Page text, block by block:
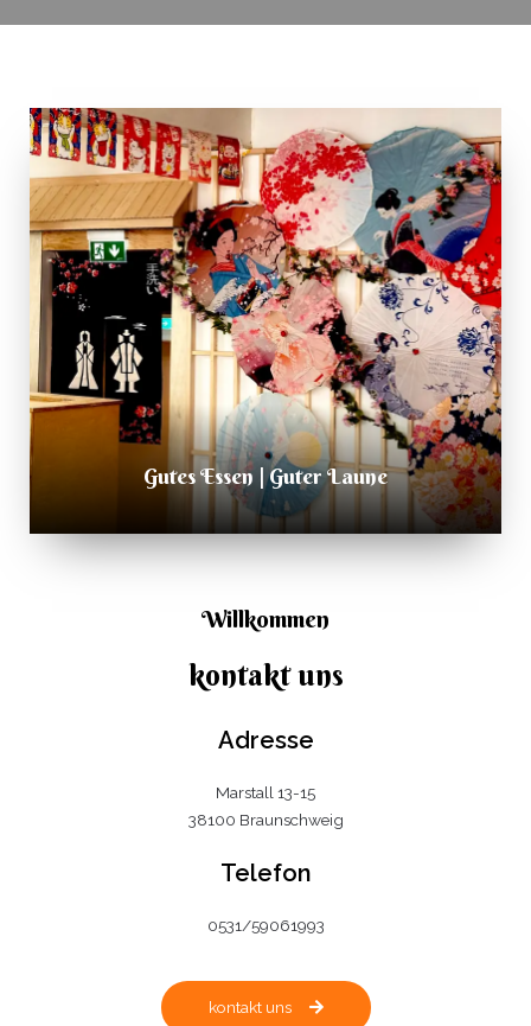
Gutes Essen | Guter Laune
Willkommen
kontakt uns
Adresse
Marstall 13-15
38100 Braunschweig
Telefon
0531/59061993
kontakt uns